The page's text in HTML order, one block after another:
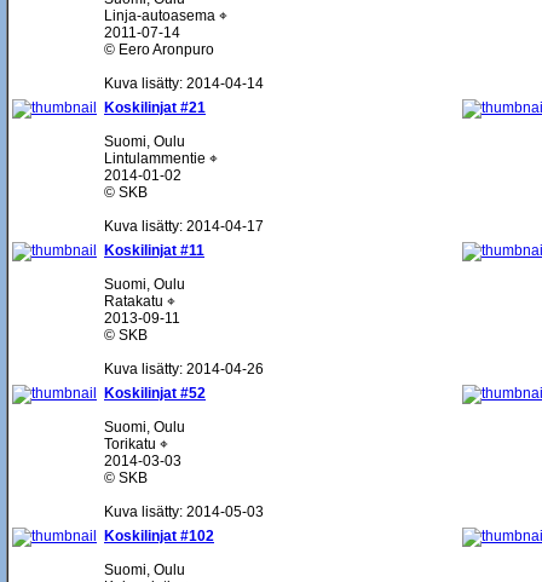
Linja-autoasema ⌖
2011-07-14
© Eero Aronpuro
Kuva lisätty: 2014-04-14
Koskilinjat #21
Suomi, Oulu
Lintulammentie ⌖
2014-01-02
© SKB
Kuva lisätty: 2014-04-17
Koskilinjat #11
Suomi, Oulu
Ratakatu ⌖
2013-09-11
© SKB
Kuva lisätty: 2014-04-26
Koskilinjat #52
Suomi, Oulu
Torikatu ⌖
2014-03-03
© SKB
Kuva lisätty: 2014-05-03
Koskilinjat #102
Suomi, Oulu